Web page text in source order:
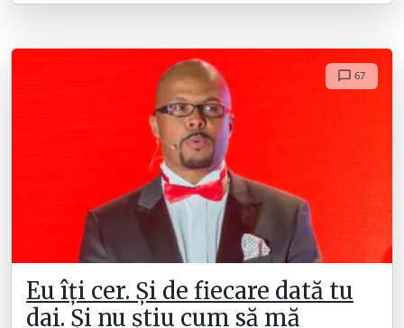
67
Eu îți cer. Și de fiecare dată tu
dai. Și nu știu cum să mă